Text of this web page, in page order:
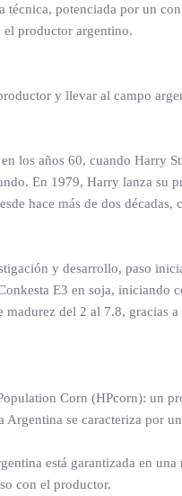
técnica, potenciada por un
productor argentino.
y llevar al campo
los años 60, cuando Harry
En 1979, Harry lanza su
hace más de dos
y desarrollo, paso
E3 en soja, iniciando
del 2 al 7.8, gracias
Corn (HPcorn): un
Argentina se caracteriza por
está garantizada en
con el productor.